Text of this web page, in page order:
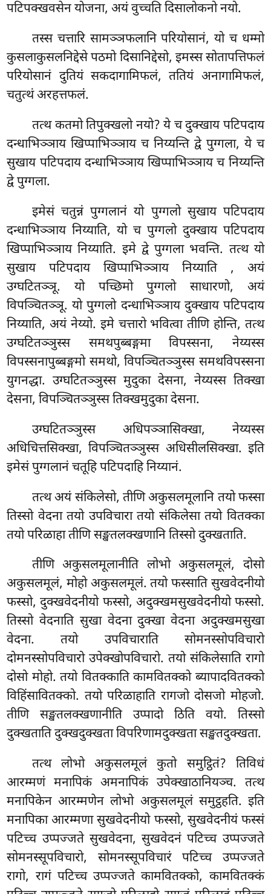
पटिपक्खवसेन योजना, अयं वुच्चति दिसालोकनो नयो.
तस्स चत्तारि सामञ्ञफलानि परियोसानं, यो च धम्मो
कुसलाकुसलनिद्देसे पठमो दिसानिद्देसो, इमस्स सोतापत्तिफलं
परियोसानं दुतियं सकदागामिफलं, ततियं अनागामिफलं,
चतुत्थं अरहत्तफलं.
तत्थ कतमो तिपुक्खलो नयो? ये च दुक्खाय पटिपदाय
दन्धाभिञ्ञाय खिप्पाभिञ्ञाय च निय्यन्ति द्वे पुग्गला, ये च
सुखाय पटिपदाय दन्धाभिञ्ञाय खिप्पाभिञ्ञाय च निय्यन्ति
द्वे पुग्गला.
इमेसं चतुन्नं पुग्गलानं यो पुग्गलो सुखाय पटिपदाय
दन्धाभिञ्ञाय निय्याति, यो च पुग्गलो दुक्खाय पटिपदाय
खिप्पाभिञ्ञाय निय्याति. इमे द्वे पुग्गला भवन्ति. तत्थ यो
सुखाय पटिपदाय खिप्पाभिञ्ञाय निय्याति , अयं
उग्घटितञ्ञू. यो पच्छिमो पुग्गलो साधारणो, अयं
विपञ्चितञ्ञू. यो पुग्गलो दन्धाभिञ्ञाय दुक्खाय पटिपदाय
निय्याति, अयं नेय्यो. इमे चत्तारो भवित्वा तीणि होन्ति, तत्थ
उग्घटितञ्ञुस्स समथपुब्बङ्गमा विपस्सना, नेय्यस्स
विपस्सनापुब्बङ्गमो समथो, विपञ्चितञ्ञुस्स समथविपस्सना
युगनद्धा. उग्घटितञ्ञुस्स मुदुका देसना, नेय्यस्स तिक्खा
देसना, विपञ्चितञ्ञुस्स तिक्खमुदुका देसना.
उग्घटितञ्ञुस्स अधिपञ्ञासिक्खा, नेय्यस्स
अधिचित्तसिक्खा, विपञ्चितञ्ञुस्स अधिसीलसिक्खा. इति
इमेसं पुग्गलानं चतूहि पटिपदाहि निय्यानं.
तत्थअयं संकिलेसो, तीणि अकुसलमूलानि तयो फस्सा
तिस्सो वेदना तयो उपविचारा तयो संकिलेसा तयो वितक्का
तयो परिळाहा तीणि सङ्खतलक्खणानि तिस्सो दुक्खताति.
तीणि अकुसलमूलानीति लोभो अकुसलमूलं, दोसो
अकुसलमूलं, मोहो अकुसलमूलं. तयो फस्साति सुखवेदनीयो
फस्सो, दुक्खवेदनीयो फस्सो, अदुक्खमसुखवेदनीयो फस्सो.
तिस्सो वेदनाति सुखा वेदना दुक्खा वेदना अदुक्खमसुखा
वेदना. तयो उपविचाराति सोमनस्सोपविचारो
दोमनस्सोपविचारो उपेक्खोपविचारो. तयो संकिलेसाति रागो
दोसो मोहो. तयो वितक्काति कामवितक्को ब्यापादवितक्को
विहिंसावितक्को. तयो परिळाहाति रागजो दोसजो मोहजो.
तीणि सङ्खतलक्खणानीति उप्पादो ठिति वयो. तिस्सो
दुक्खताति दुक्खदुक्खता विपरिणामदुक्खता सङ्खतदुक्खता.
तत्थ लोभो अकुसलमूलं कुतो समुट्ठितं? तिविधं
आरम्मणं मनापिकं अमनापिकं उपेक्खाठानियञ्च. तत्थ
मनापिकेन आरम्मणेन लोभो अकुसलमूलं समुट्ठहति. इति
मनापिका आरम्मणा सुखवेदनीयो फस्सो, सुखवेदनीयं फस्सं
पटिच्च उप्पज्जते सुखवेदना, सुखवेदनं पटिच्च उप्पज्जते
सोमनस्सूपविचारो, सोमनस्सूपविचारं पटिच्च उप्पज्जते
रागो, रागं पटिच्च उप्पज्जते कामवितक्को, कामवितक्कं